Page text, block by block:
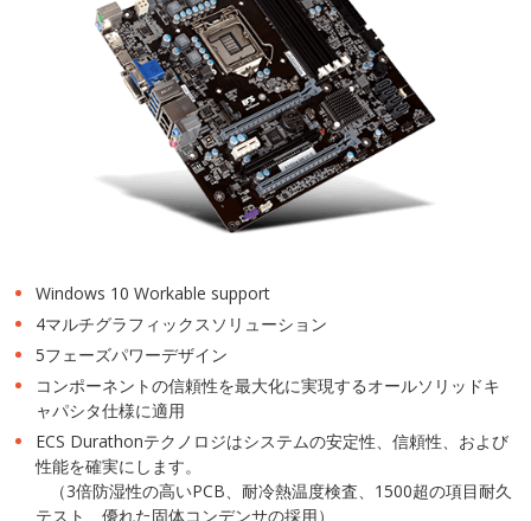
Windows 10 Workable support
4マルチグラフィックスソリューション
5フェーズパワーデザイン
コンポーネントの信頼性を最大化に実現するオールソリッドキ
ャパシタ仕様に適用
ECS Durathonテクノロジはシステムの安定性、信頼性、および
性能を確実にします。
（3倍防湿性の高いPCB、耐冷熱温度検査、1500超の項目耐久
テスト、優れた固体コンデンサの採用）